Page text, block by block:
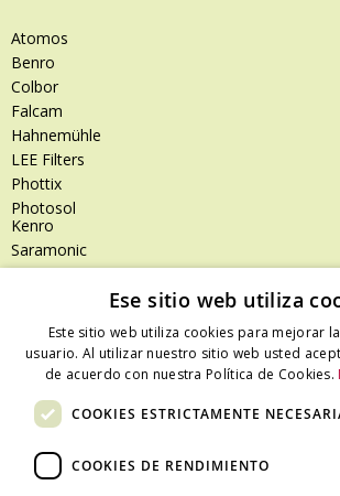
Atomos
Benro
Colbor
Falcam
Hahnemühle
LEE Filters
Phottix
Photosol
Kenro
Saramonic
Shimoda
SanDisk Professional
Tenba
Zeiss
Dónde estamos
Ese sitio web utiliza
Este sitio web utiliza cookies para mejorar
usuario. Al utilizar nuestro sitio web usted
de acuerdo con nuestra Política de Cookies.
COOKIES ESTRICTAMENTE
COOKIES DE RENDIMIENTO